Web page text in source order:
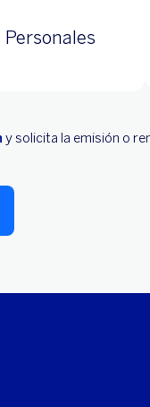
Personales
y solicita la emisión o